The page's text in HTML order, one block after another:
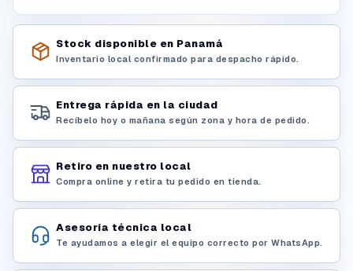
Stock disponible en Panamá
Inventario local confirmado para despacho rápido.
Entrega rápida en la ciudad
Recíbelo hoy o mañana según zona y hora de pedido.
Retiro en nuestro local
Compra online y retira tu pedido en tienda.
Asesoría técnica local
Te ayudamos a elegir el equipo correcto por WhatsApp.